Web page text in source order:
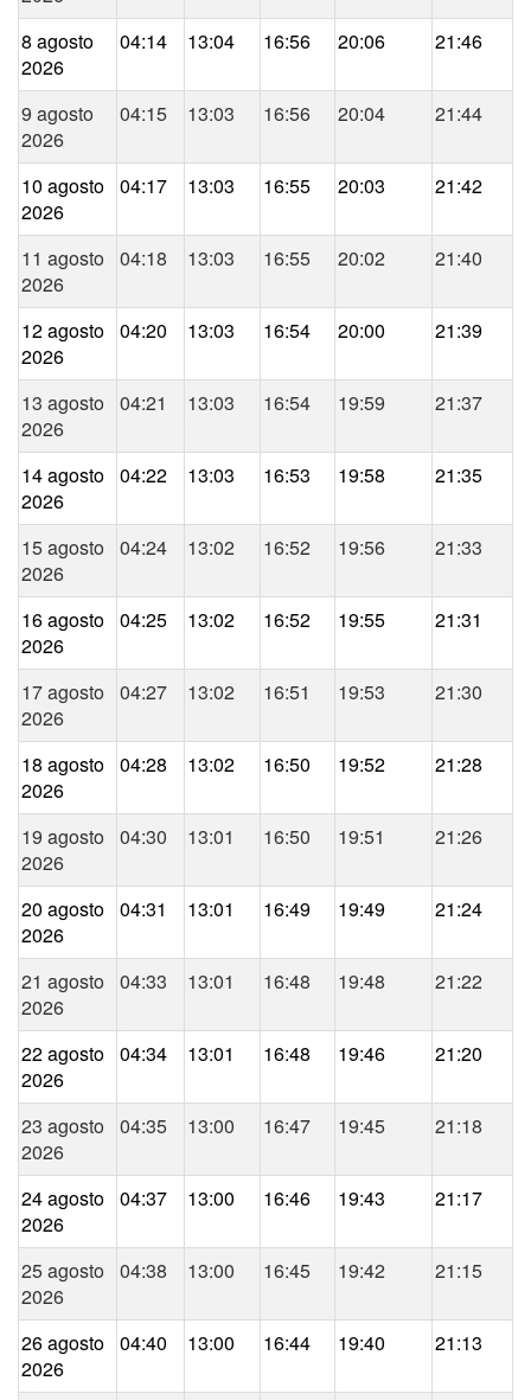
8 agosto
2026
04:14 13:04 16:56 20:06 21:46
9 agosto
2026
04:15 13:03 16:56 20:04 21:44
10 agosto
2026
04:17 13:03 16:55 20:03 21:42
11 agosto
2026
04:18 13:03 16:55 20:02 21:40
12 agosto
2026
04:20 13:03 16:54 20:00 21:39
13 agosto
2026
04:21 13:03 16:54 19:59 21:37
14 agosto
2026
04:22 13:03 16:53 19:58 21:35
15 agosto
2026
04:24 13:02 16:52 19:56 21:33
16 agosto
2026
04:25 13:02 16:52 19:55 21:31
17 agosto
2026
04:27 13:02 16:51 19:53 21:30
18 agosto
2026
04:28 13:02 16:50 19:52 21:28
19 agosto
2026
04:30 13:01 16:50 19:51 21:26
20 agosto
2026
04:31 13:01 16:49 19:49 21:24
21 agosto
2026
04:33 13:01 16:48 19:48 21:22
22 agosto
2026
04:34 13:01 16:48 19:46 21:20
23 agosto
2026
04:35 13:00 16:47 19:45 21:18
24 agosto
2026
04:37 13:00 16:46 19:43 21:17
25 agosto
2026
04:38 13:00 16:45 19:42 21:15
26 agosto
2026
04:40 13:00 16:44 19:40 21:13